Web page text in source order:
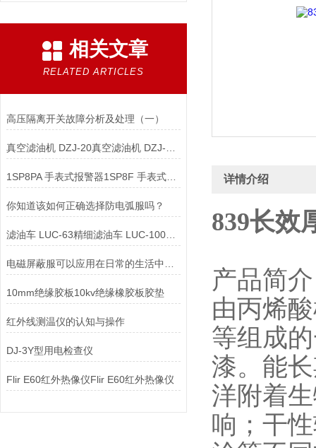
相关文章
RELATED ARTICLES
高压隔离开关故障分析及处理（一）
1SP8PA 手表式报警器1SP8F 手表式报警器
你知道该如何正确选择防电弧服吗？
滤油车 LUC-63精细滤油车 LUC-100精细滤油车
10mm绝缘胶板10kv绝缘橡胶板胶垫
红外线测温仪的认知与操作
DJ-3Y型用电检查仪
Flir E60红外热像仪Flir E60红外热像仪
详情介绍
839长效
产品简
由丙烯
等组成
漆。能
洋附着
响；干